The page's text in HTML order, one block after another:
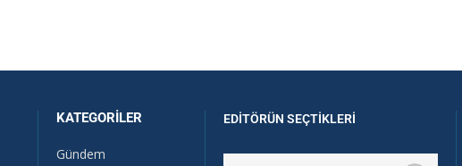
KATEGORILER
Gündem
EDITÖRÜN SEÇTIKLERI